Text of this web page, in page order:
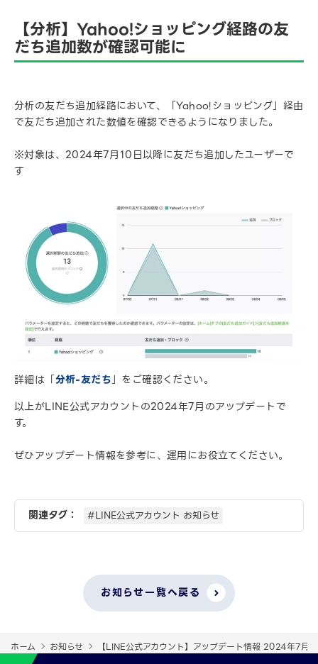
【分析】Yahoo!ショッピング経路の友
だち追加数が確認可能に
分析の友だち追加経路において、「Yahoo!ショッピング」経由
で友だち追加された数値を確認できるようになりました。
※対象は、2024年7月10日以降に友だち追加したユーザーで
す
詳細は「分析-友だち」をご確認ください。
以上がLINE公式アカウントの2024年7月のアップデートで
す。
ぜひアップデート情報を参考に、運用にお役立てください。
関連タグ： #LINE公式アカウント お知らせ
お知らせ一覧へ戻る
ホーム お知らせ 【LINE公式アカウント】アップデート情報 2024年7